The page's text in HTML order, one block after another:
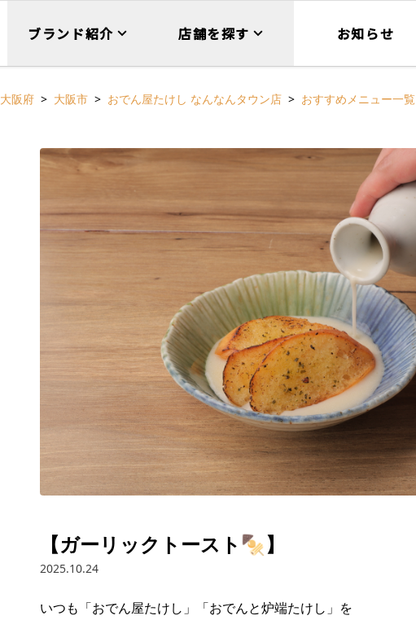
ブランド紹介 店舗を探す お知らせ
大阪府 大阪市 おでん屋たけし なんなんタウン店 おすすめメニュー一覧
【ガーリックトースト🍢】
2025.10.24
いつも「おでん屋たけし」「おでんと炉端たけし」を